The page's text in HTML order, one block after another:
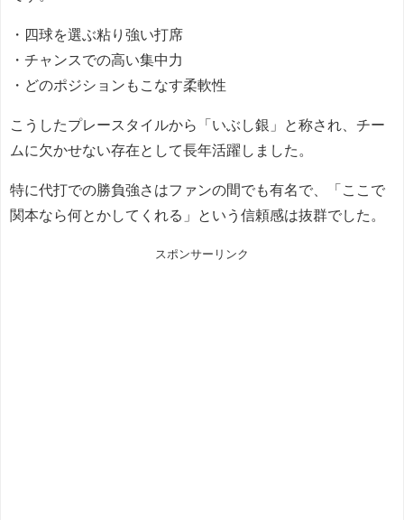
・四球を選ぶ粘り強い打席
・チャンスでの高い集中力
・どのポジションもこなす柔軟性
こうしたプレースタイルから「いぶし銀」と称され、チー
ムに欠かせない存在として長年活躍しました。
特に代打での勝負強さはファンの間でも有名で、「ここで
関本なら何とかしてくれる」という信頼感は抜群でした。
スポンサーリンク